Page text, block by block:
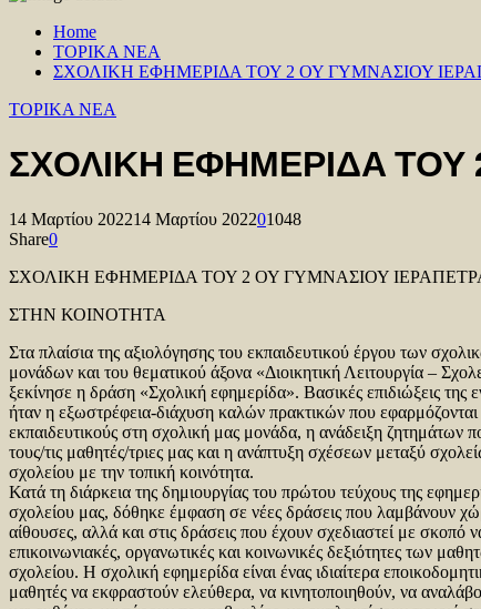
Home
TOPIKA NEA
ΣΧΟΛΙΚΗ ΕΦΗΜΕΡΙΔΑ ΤΟΥ 2 ΟΥ ΓΥΜΝΑΣΙΟΥ
TOPIKA NEA
ΣΧΟΛΙΚΗ ΕΦΗΜΕΡΙΔΑ ΤΟΥ
14 Μαρτίου 202214 Μαρτίου 202201048
Share0
ΣΧΟΛΙΚΗ ΕΦΗΜΕΡΙΔΑ ΤΟΥ 2 ΟΥ ΓΥΜΝΑΣΙΟΥ
ΣΤΗΝ ΚΟΙΝΟΤΗΤΑ
Στα πλαίσια της αξιολόγησης του εκπαιδευτικού έργου των
μονάδων και του θεματικού άξονα «Διοικητική Λειτουργία –
ξεκίνησε η δράση «Σχολική εφημερίδα». Βασικές επιδιώξεις της
ήταν η εξωστρέφεια-διάχυση καλών πρακτικών που
εκπαιδευτικούς στη σχολική μας μονάδα, η ανάδειξη ζητημάτων
τους/τις μαθητές/τριες μας και η ανάπτυξη σχέσεων μεταξύ
σχολείου με την τοπική κοινότητα.
Κατά τη διάρκεια της δημιουργίας του πρώτου τεύχους της
σχολείου μας, δόθηκε έμφαση σε νέες δράσεις που λαμβάνουν
αίθουσες, αλλά και στις δράσεις που έχουν σχεδιαστεί με σκοπό
επικοινωνιακές, οργανωτικές και κοινωνικές δεξιότητες των
σχολείου. Η σχολική εφημερίδα είναι ένας ιδιαίτερα
μαθητές να εκφραστούν ελεύθερα, να κινητοποιηθούν, να